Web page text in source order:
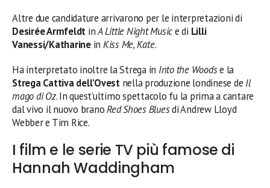
Altre due candidature arrivarono per le interpretazioni di
Desirée Armfeldt inA Little Night Musice di Lilli
Vanessi/Katharinein Kiss Me, Kate.
Ha interpretato inoltre la Strega in Into the Woodse la
Strega Cattiva dell’Ovestnella produzione londinese de Il
mago di Oz. In quest’ultimo spettacolo fu la prima a cantare
dal vivo il nuovo branoRed Shoes Bluesdi Andrew Lloyd
Webber e Tim Rice.
I film e le serie TV più famose di
Hannah Waddingham